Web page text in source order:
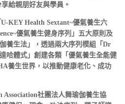
給親朋好友與學員。
KEY Health Sextant~優氣養生六
優氣養生健身序列」五大原則及
伽養生法」，透過兩大序列模組「Dr
哈體式」創建各類「優氣養生全能健
養生世界，以推動健康老化、成功
Association社團法人舞瑜伽養生協